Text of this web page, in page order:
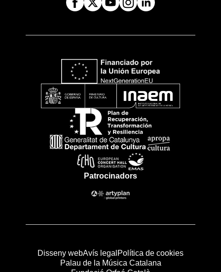
Patrocinadors
Disseny webAvís legal Política de cookies
Palau de la Música Catalana